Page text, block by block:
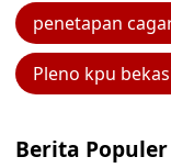
penetapan
Pleno kpu
Berita Populer